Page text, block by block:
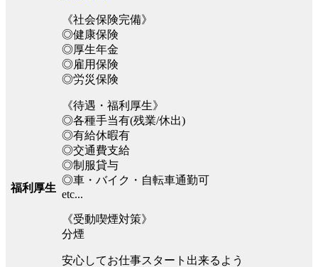
福利厚生
《社会保険完備》
◎健康保険
◎厚生年金
◎雇用保険
◎労災保険
《待遇・福利厚生》
◎各種手当有(残業/休出)
◎有給休暇有
◎交通費支給
◎制服貸与
◎車・バイク・自転車通勤可
etc...
《受動喫煙対策》
分煙
安心してお仕事スタート出来るよう